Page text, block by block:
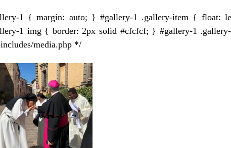
1 { margin: auto; } #gallery-1 .gallery-item { float:
1 img { border: 2px solid #cfcfcf; } #gallery-1
media.php */